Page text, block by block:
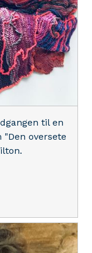
til en
oversete